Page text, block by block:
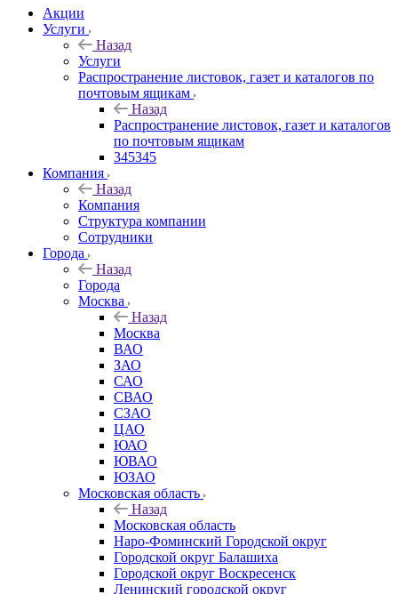
Акции
Услуги
Назад
Услуги
Распространение листовок, газет и каталогов по
почтовым ящикам
Назад
Распространение листовок, газет и каталогов
по почтовым ящикам
345345
Компания
Назад
Компания
Структура компании
Сотрудники
Города
Назад
Города
Москва
Назад
Москва
ВАО
ЗАО
САО
СВАО
СЗАО
ЦАО
ЮАО
ЮВАО
ЮЗАО
Московская область
Назад
Московская область
Наро-Фоминский Городской округ
Городской округ Балашиха
Городской округ Воскресенск
Ленинский городской округ